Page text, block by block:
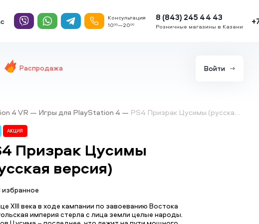
Консультация
1000—2000
8 (843) 245 44 43
Розничные магазины в Казани
Распродажа Войти
4 VR Игры для PlayStation 4 PS4 Призрак Цусимы (русская версия)
АКЦИЯ
Призрак Цусимы
версия)
избранное
XIII века в ходе кампании по завоеванию Востока
империя стерла с лица земли целые народы.